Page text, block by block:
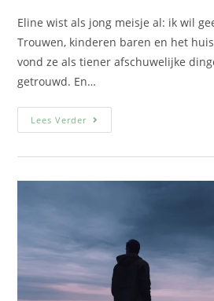
Eline wist als jong meisje al: ik wil
Trouwen, kinderen baren en het
vond ze als tiener afschuwelijke
getrouwd. En…
Lees Verder